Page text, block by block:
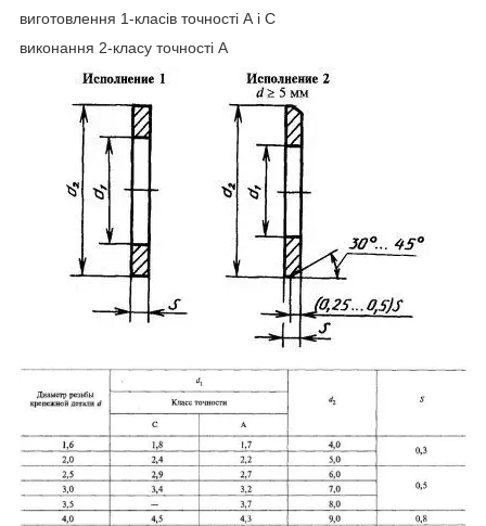
виготовлення 1-класів точності А і С
виконання 2-класу точності А